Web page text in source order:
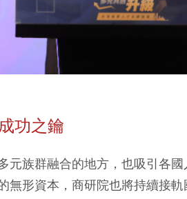
功之鑰
元族群融合的地方，也吸引各
無形資本，商研院也將持續接